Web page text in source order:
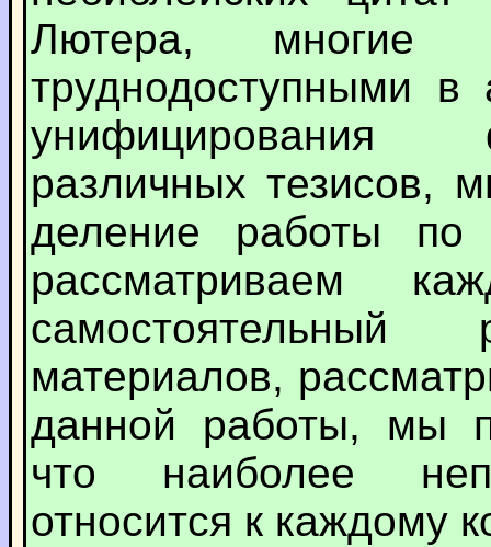
Лютера, многие
труднодоступными в
унифицирования
различных тезисов,
деление работы по
рассматриваем
материалов,
данной работы, мы
что наиболее
относится к каждому